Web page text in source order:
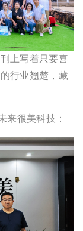
上写着只要喜
行业翘楚，藏
来很美科技：